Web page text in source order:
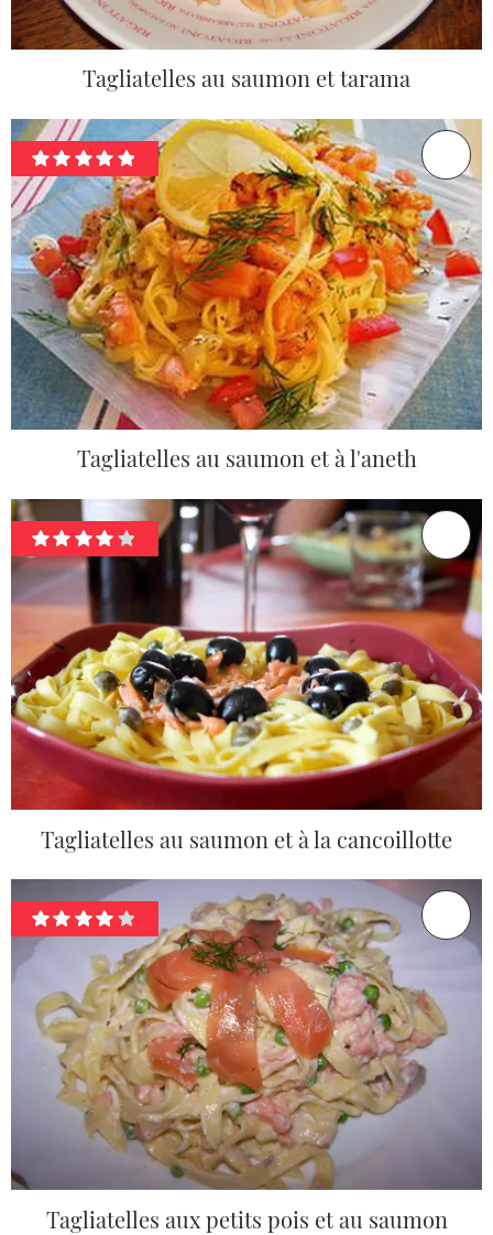
Tagliatelles au saumon et tarama
Tagliatelles au saumon et à l'aneth
Tagliatelles au saumon et à la cancoillotte
Tagliatelles aux petits pois et au saumon